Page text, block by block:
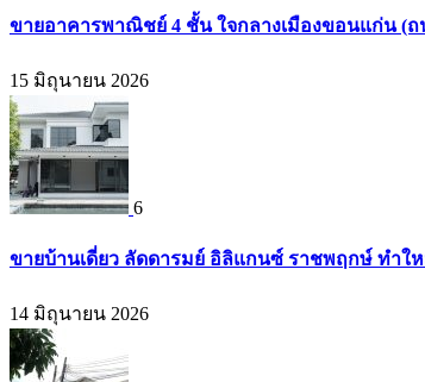
ขายอาคารพาณิชย์ 4 ชั้น ใจกลางเมืองขอนแก่น (ถ
15 มิถุนายน 2026
6
ขายบ้านเดี่ยว ลัดดารมย์ อิลิแกนซ์ ราชพฤกษ์ ทำให
14 มิถุนายน 2026